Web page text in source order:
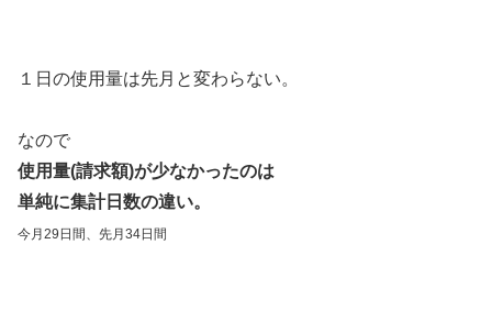
１日の使用量は先月と変わらない。
なので
使用量(請求額)が少なかったのは
単純に集計日数の違い。
今月29日間、先月34日間